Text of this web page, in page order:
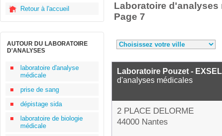
Retour à l'accueil
AUTOUR DU LABORATOIRE
D'ANALYSES
laboratoire d'analyse
médicale
prise de sang
dépistage sida
laboratoire de biologie
médicale
Laboratoire
Page 7
Laboratoire Pouzet -
d'analyses médicales
2 PLACE DELORME
44000 Nantes